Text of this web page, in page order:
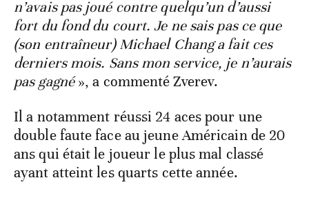
n’avais pas joué contre quelqu’un d’aussi
fort du fond du court. Je ne sais pas ce que
(son entraîneur) Michael Chang a fait ces
derniers mois. Sans mon service, je n’aurais
pas gagné», a commenté Zverev.
Il a notamment réussi 24 aces pour une
double faute face au jeune Américain de 20
ans qui était le joueur le plus mal classé
ayant atteint les quarts cette année.